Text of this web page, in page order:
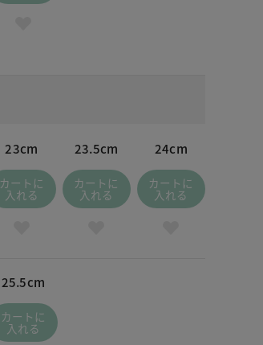
23cm
カートに
入れる
23.5cm
カートに
入れる
24cm
カートに
入れる
25.5cm
カートに
入れる